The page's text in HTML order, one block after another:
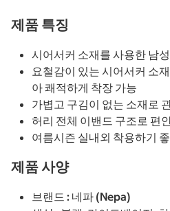
제품 특징
시어서커 소재를 사용한 남
요철감이 있는 시어서커 소
아 쾌적하게 착장 가능
가볍고 구김이 없는 소재로
허리 전체 이밴드 구조로 편
여름시즌 실내외 착용하기
제품 사양
브랜드 : 네파 (Nepa)